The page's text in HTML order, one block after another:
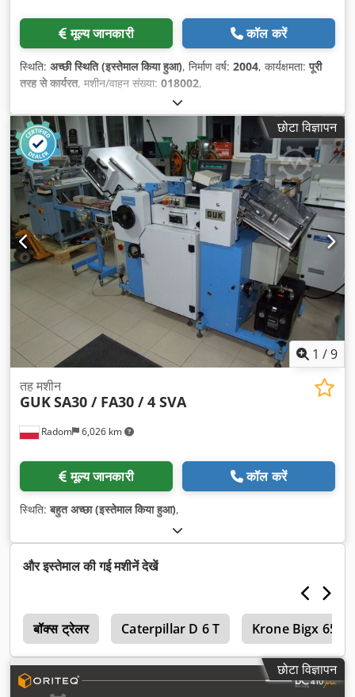
मूल्य जानकारी कॉल करें
स्थिति: अच्छी स्थिति (इस्तेमाल किया हुआ), निर्माण वर्ष: 2004, कार्यक्षमता:पूरी
तरह से कार्यरत, मशीन/वाहन संख्या: 018002,
छोटा विज्ञापन
1 /9
Radom 6,026 km
तह मशीन
GUKSA30 / FA30 / 4 SVA
मूल्य जानकारी कॉल करें
स्थिति:बहुत अच्छा (इस्तेमाल किया हुआ),
और इस्तेमाल की गई मशीनें देखें
बॉक्स ट्रेलर Caterpillar D 6 T Krone Bigx 650
छोटा विज्ञापन